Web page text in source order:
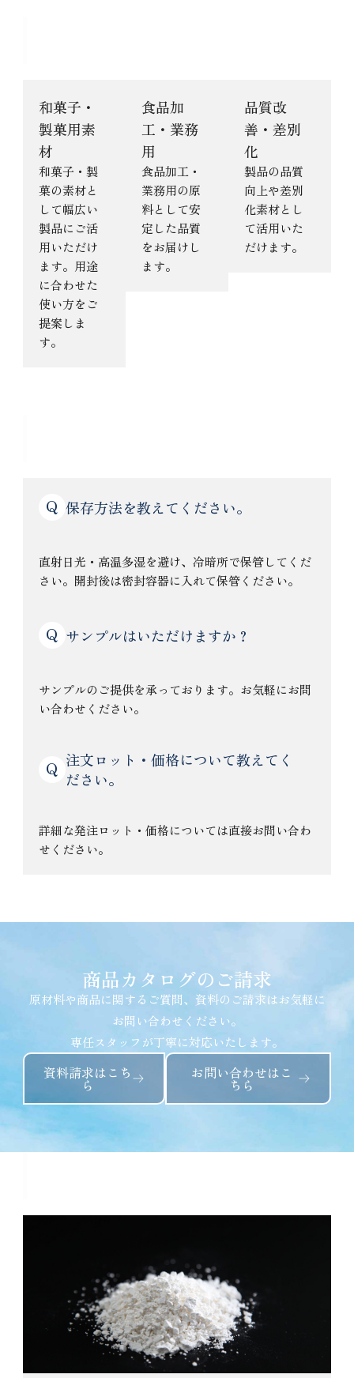
和菓子・
製菓用素
材
和菓子・製
菓の素材と
して幅広い
製品にご活
用いただけ
ます。用途
に合わせた
使い方をご
提案しま
す。
食品加
工・業務
用
食品加工・
業務用の原
料として安
定した品質
をお届けし
ます。
品質改
善・差別
化
製品の品質
向上や差別
化素材とし
て活用いた
だけます。
Q 保存方法を教えてください。
直射日光・高温多湿を避け、冷暗所で保管してくだ
さい。開封後は密封容器に入れて保管ください。
Q サンプルはいただけますか？
サンプルのご提供を承っております。お気軽にお問
い合わせください。
Q 注文ロット・価格について教えてく
ださい。
詳細な発注ロット・価格については直接お問い合わ
せください。
商品カタログのご請求
原材料や商品に関するご質問、資料のご請求はお気軽に
お問い合わせください。
専任スタッフが丁寧に対応いたします。
資料請求はこち
ら
お問い合わせはこ
ちら